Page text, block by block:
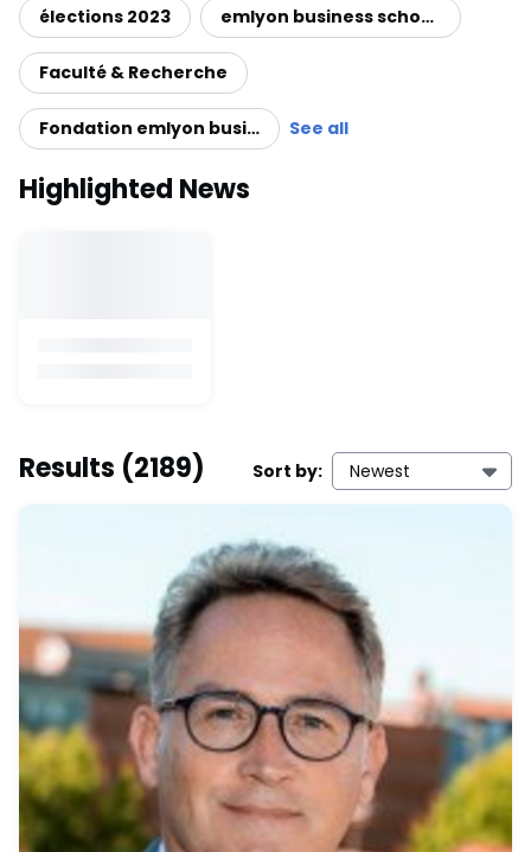
élections 2023 emlyon business school News
Faculté & Recherche
Fondation emlyon business school See all
Highlighted News
Results (2189) Sort by: Newest